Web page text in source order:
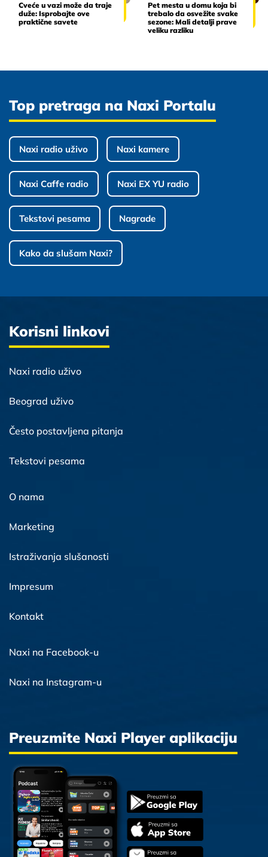
Cveće u vazi može da traje
duže: Isprobajte ove
praktične savete
Pet mesta u domu koja bi
trebalo da osvežite svake
sezone: Mali detalji prave
veliku razliku
Top pretraga na Naxi Portalu
Naxi radio uživo Naxi kamere
Naxi Caffe radio Naxi EX YU radio
Tekstovi pesama Nagrade
Kako da slušam Naxi?
Korisni linkovi
Naxi radio uživo
Beograd uživo
Često postavljena pitanja
Tekstovi pesama
O nama
Marketing
Istraživanja slušanosti
Impresum
Kontakt
Naxi na Facebook-u
Naxi na Instagram-u
Preuzmite Naxi Player aplikaciju